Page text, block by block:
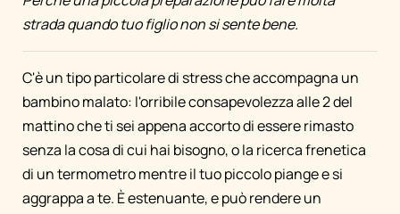
strada quando tuo figlio non si sente bene.
C'è un tipo particolare di stress che accompagna un
bambino malato: l'orribile consapevolezza alle 2 del
mattino che ti sei appena accorto di essere rimasto
senza la cosa di cui hai bisogno, o la ricerca frenetica
di un termometro mentre il tuo piccolo piange e si
aggrappa a te. È estenuante, e può rendere un